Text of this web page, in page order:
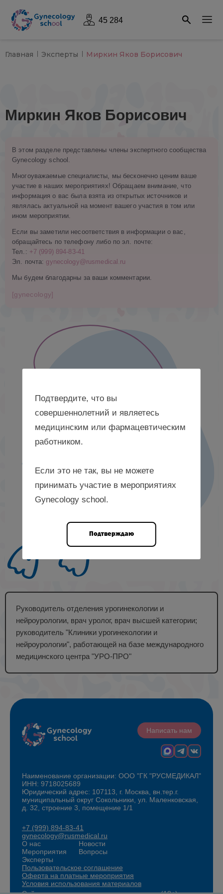
45 284
Главная Эксперты Миркин Яков Борисович
Миркин Яков Борисович
В этом разделе представлены члены экспертного сообщества
Gynecology school.
Многоуважаемые специалисты, мы бесконечно ценим ваше
участие в наших мероприятиях! Обращаем внимание, что
информация о вас была взята из открытых источников и
являлась актуальной на момент вашего участия в том или
ином мероприятии.
Если вы заметили несоответствия в информации о вас,
обращайтесь по телефону либо по эл. почте:
Тел.: +7 (999) 894-83-41
Эл. почта: gynecology@rusmedical.ru
Мы будем благодарны за ваши комментарии.
[gynecology]
Руководитель отделения урогинекологии и
нейроурологии, врач уролог, врач высшей категории;
руководитель "Клиники урогинекологии и
нейроурологии", работающей на базе международного
медицинского центра "УРО-ПРО"
Написать нам
Наименование организации: ООО "ГК "РУСМЕДИКАЛ"
ИНН: 9718025689
Юридический адрес: 107113, г. Москва, вн.тер.г.
муниципальный округ Сокольники, ул. Маленковская,
д. 32, строение 3, помещение 1/1
+7 (999) 894-83-41
gynecology@rusmedical.ru
О нас
Мероприятия
Эксперты
Новости
Вопросы
Пользовательское соглашение
Оферта на платные мероприятия
Условия использования материалов
Подтвердите, что вы
совершеннолетний и являетесь
медицинским или фармацевтическим
работником.
Если это не так, вы не можете
принимать участие в мероприятиях
Gynecology school.
Подтверждаю